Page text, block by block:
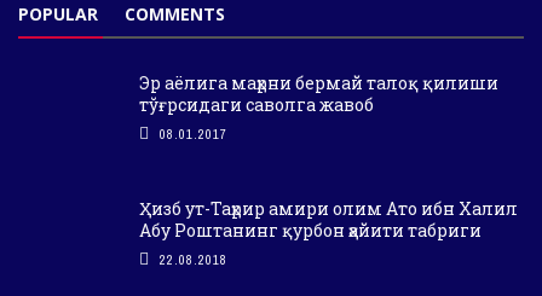
POPULAR COMMENTS
Эр аёлига маҳрни бермай талоқ қилиши
тўғрсидаги саволга жавоб
08.01.2017
Ҳизб ут-Таҳрир амири олим Ато ибн Халил
Абу Роштанинг қурбон ҳайити табриги
22.08.2018